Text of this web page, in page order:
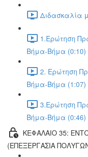
Διδασκαλία
1.Ερώτηση
Βήμα-Βήμα (0:10)
2. Ερώτηση
Βήμα-Βήμα (1:07)
3.Ερώτηση
Βήμα-Βήμα (0:46)
ΚΕΦΑΛΑΙΟ 35:
(ΕΠΕΞΕΡΓΑΣΙΑ